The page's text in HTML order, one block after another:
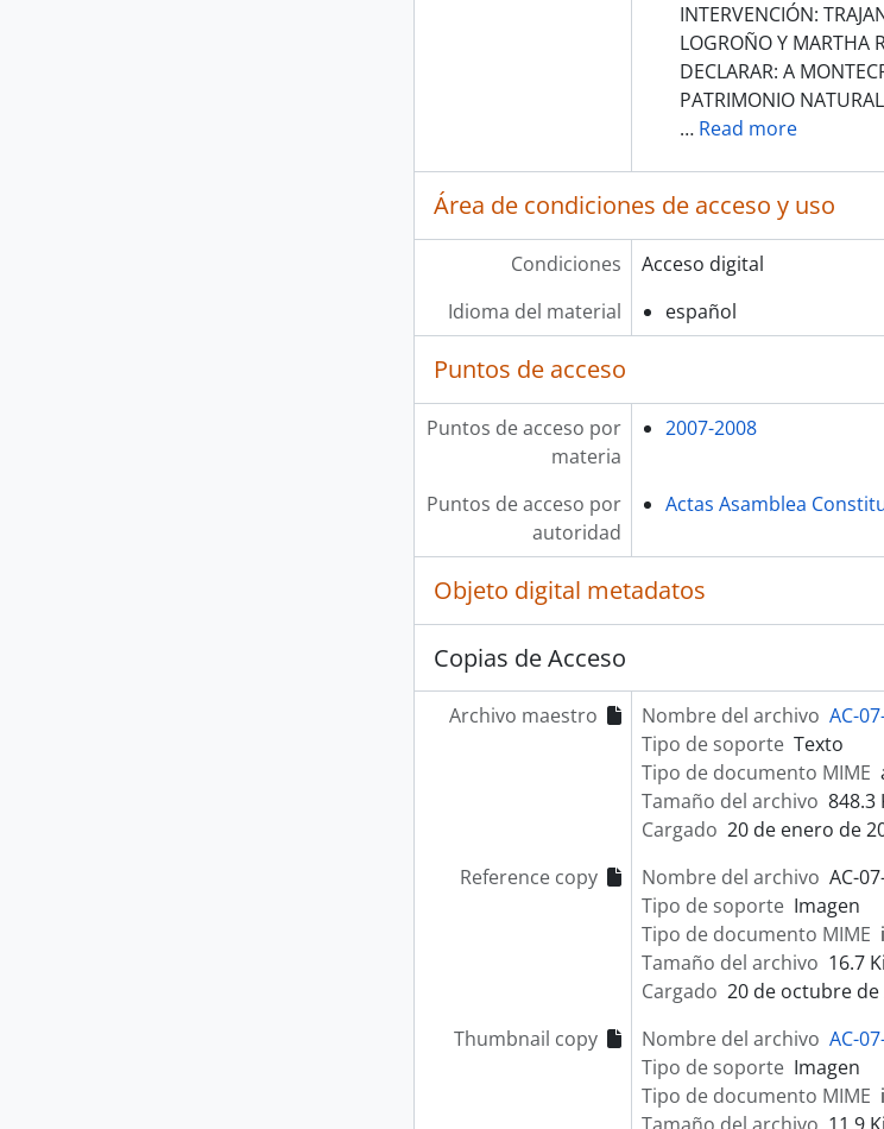
INTERVENCIÓN:
LOGROÑO Y MARTHA
DECLARAR: A
PATRIMONIO
… Read more
Área de condiciones de acceso y uso
Condiciones
Acceso digital
Idioma del material
español
Puntos de acceso
Puntos de acceso por
materia
2007-2008
Puntos de acceso por
autoridad
Actas Asamblea
Objeto digital metadatos
Copias de Acceso
Archivo maestro Nombre del archivo AC-
Tipo de soporte Texto
Tipo de documento MIME
Tamaño del archivo 848.3
Cargado 20 de enero de
Reference copy
Nombre del archivo AC-
Tipo de soporte Imagen
Tipo de documento MIME
Tamaño del archivo 16.7
Cargado 20 de octubre de
Thumbnail copy
Nombre del archivo AC-
Tipo de soporte Imagen
Tipo de documento MIME